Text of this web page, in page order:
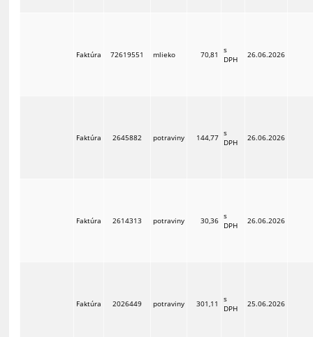
Faktúra 72619551 mlieko 70,81
s
DPH
26.06.2026
Faktúra 2645882 potraviny 144,77 s
DPH
26.06.2026
Faktúra 2614313 potraviny 30,36 s
DPH
26.06.2026
Faktúra 2026449 potraviny 301,11
s
DPH
25.06.2026